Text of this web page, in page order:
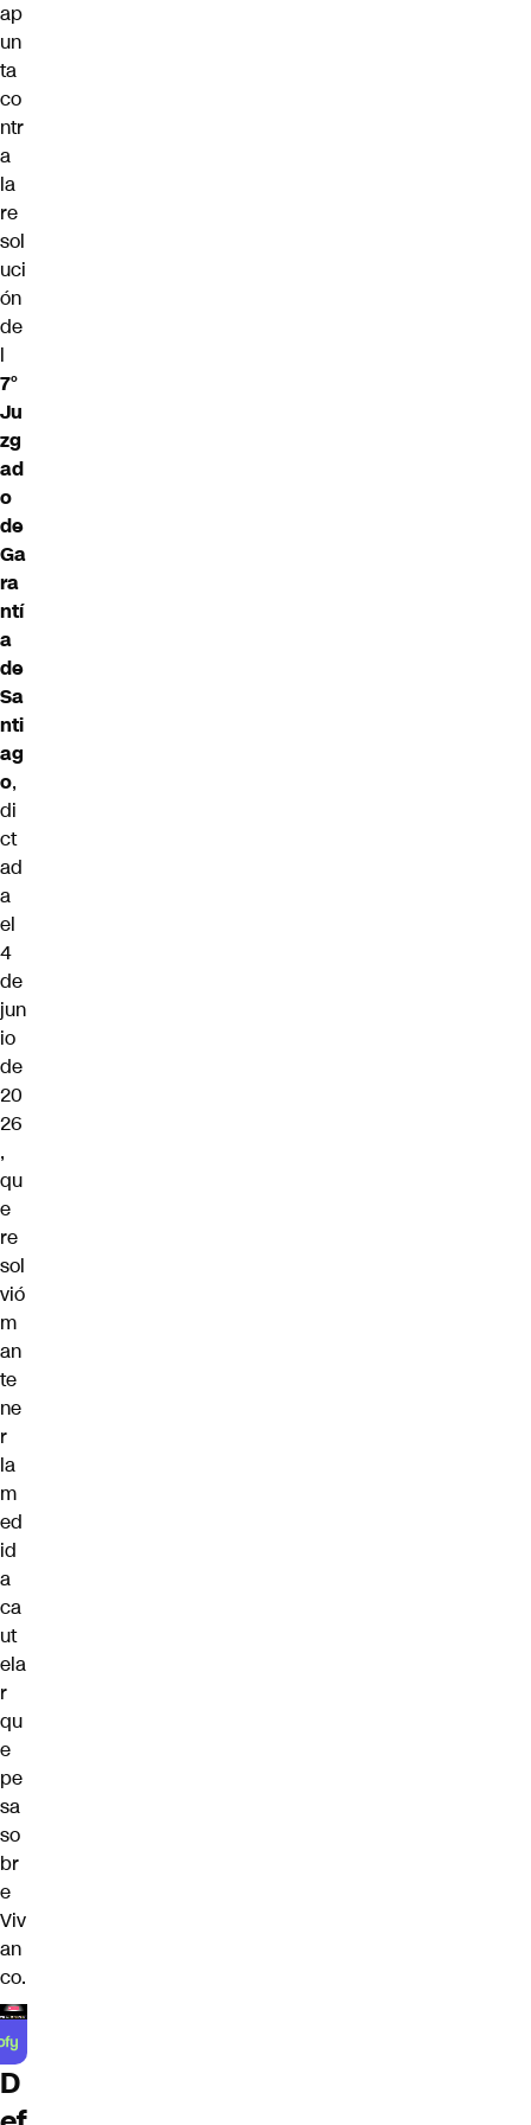
ap
un
ta
co
ntr
a
la
re
sol
uci
ón
de
l
7°
Ju
zg
ad
o
de
Ga
ra
ntí
a
de
Sa
nti
ag
o,
di
ct
ad
a
el
4
de
jun
io
de
20
26
,
qu
e
re
sol
vió
m
an
te
ne
r
la
m
ed
id
a
ca
ut
ela
r
qu
e
pe
sa
so
br
e
Viv
an
co.
D